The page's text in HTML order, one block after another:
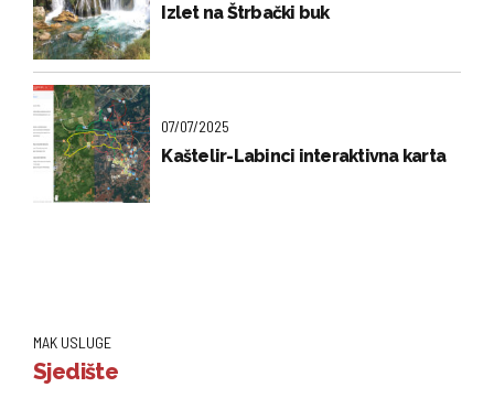
Izlet na Štrbački buk
07/07/2025
Kaštelir-Labinci interaktivna karta
MAK USLUGE
Sjedište